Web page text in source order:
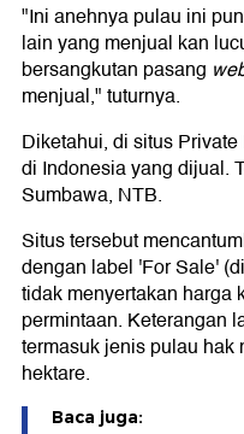
"Ini anehnya pulau ini
lain yang menjual kan
bersangkutan pasang
menjual," tuturnya.
Diketahui, di situs
di Indonesia yang dijual.
Sumbawa, NTB.
Situs tersebut
dengan label 'For Sale'
tidak menyertakan harga
permintaan. Keterangan
termasuk jenis pulau
hektare.
Baca juga: